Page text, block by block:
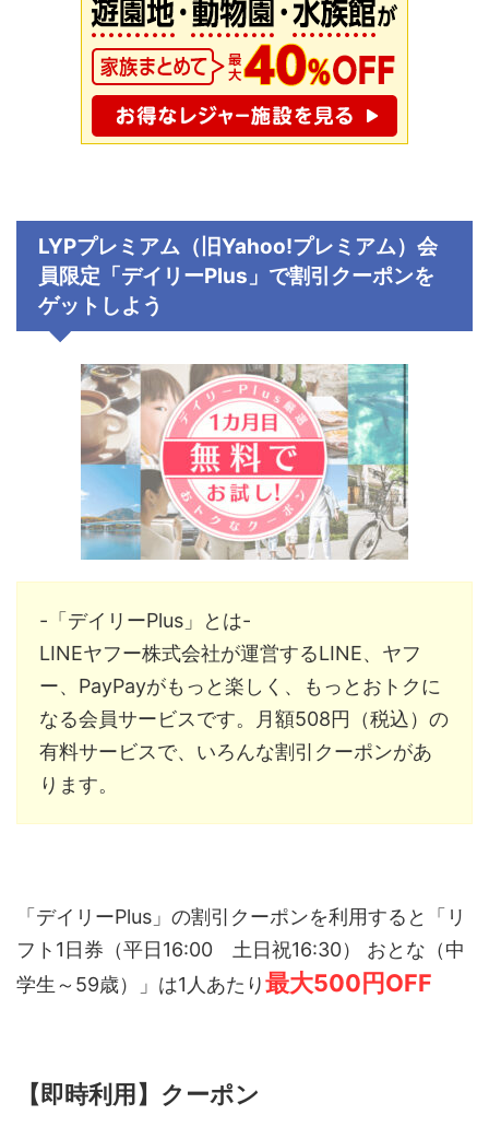
LYPプレミアム（旧Yahoo!プレミアム）会
員限定「デイリーPlus」で割引クーポンを
ゲットしよう
-「デイリーPlus」とは-
LINEヤフー株式会社が運営するLINE、ヤフ
ー、PayPayがもっと楽しく、もっとおトクに
なる会員サービスです。月額508円（税込）の
有料サービスで、いろんな割引クーポンがあ
ります。
「デイリーPlus」の割引クーポンを利用すると「リ
フト1日券（平日16:00 土日祝16:30） おとな（中
学生～59歳）」は1人あたり最大500円OFF
【即時利用】クーポン